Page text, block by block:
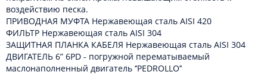
воздействию песка.
ПРИВОДНАЯ МУФТА Нержавеющая сталь AISI 420
ФИЛЬТР Нержавеющая сталь AISI 304
ЗАЩИТНАЯ ПЛАНКА КАБЕЛЯ Нержавеющая сталь AISI 304
ДВИГАТЕЛЬ 6” 6PD - погружной перематываемый
маслонаполненный двигатель ‘’PEDROLLO’’